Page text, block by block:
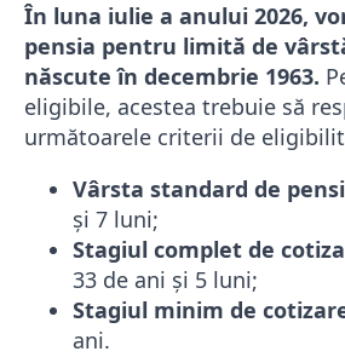
În luna iulie a anului 2026,
pensia pentru limită de
născute în decembrie 1963.
eligibile, acestea trebuie să
următoarele criterii de
Vârsta standard de
și 7 luni;
Stagiul complet de
33 de ani și 5 luni;
Stagiul minim de
ani.